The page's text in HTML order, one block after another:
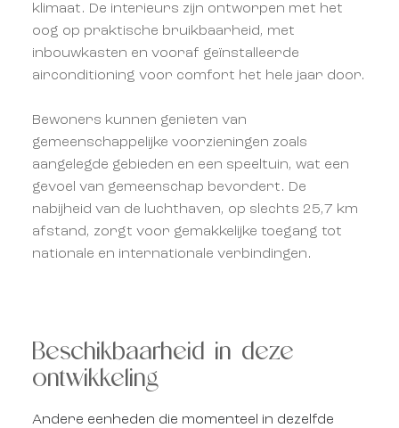
klimaat. De interieurs zijn ontworpen met het
oog op praktische bruikbaarheid, met
inbouwkasten en vooraf geïnstalleerde
airconditioning voor comfort het hele jaar door.
Bewoners kunnen genieten van
gemeenschappelijke voorzieningen zoals
aangelegde gebieden en een speeltuin, wat een
gevoel van gemeenschap bevordert. De
nabijheid van de luchthaven, op slechts 25,7 km
afstand, zorgt voor gemakkelijke toegang tot
nationale en internationale verbindingen.
Beschikbaarheid in deze
ontwikkeling
Andere eenheden die momenteel in dezelfde